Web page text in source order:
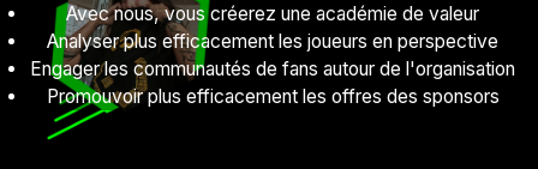
Avec nous, vous créerez une académie de valeur
Analyser plus efficacement les joueurs en perspective
Engager les communautés de fans autour de l'organisation
Promouvoir plus efficacement les offres des sponsors